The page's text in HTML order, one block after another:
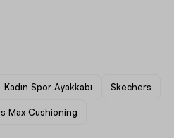
Kadın Spor Ayakkabı Skechers
Max Cushioning